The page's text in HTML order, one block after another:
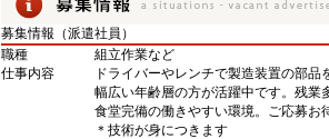
募集情報（派遣社員）
職種
組立作業など
仕事内容
ドライバーやレンチで製造装置の部品
幅広い年齢層の方が活躍中です。残業
食堂完備の働きやすい環境。ご応募お
＊技術が身につきます